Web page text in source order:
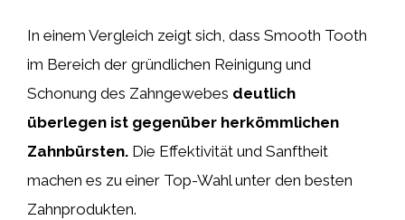
In einem Vergleich zeigt sich, dass Smooth Tooth
im Bereich der gründlichen Reinigung und
Schonung des Zahngewebes deutlich
überlegen ist gegenüber herkömmlichen
Zahnbürsten. Die Effektivität und Sanftheit
machen es zu einer Top-Wahl unter den besten
Zahnprodukten.